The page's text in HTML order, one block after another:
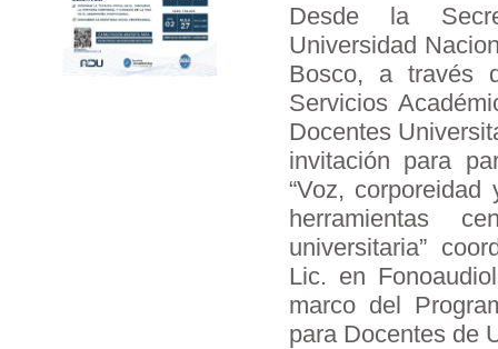
Desde la
Universidad
Bosco, a través
Servicios
Docentes
invitación para
“Voz,
herramientas
universitaria”
Lic. en
marco del
para Docentes de